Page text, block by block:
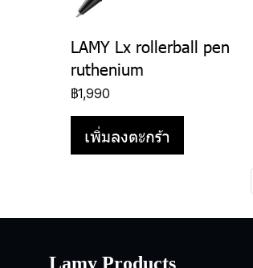
LAMY Lx rollerball pen
ruthenium
฿1,990
เพิ่มลงตะกร้า
Lamy Products